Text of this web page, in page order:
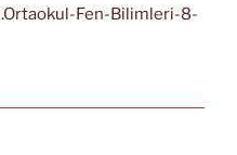
Fen-Bilimleri-8-